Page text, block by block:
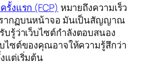
รั้งแรก (FCP) หมายถึงความเร็ว
ากฏบนหน้าจอ มันเป็นสัญญาณ
บรู้ว่าเว็บไซต์กำลังตอบสนอง
ไซต์ของคุณอาจให้ความรู้สึกว่า
แต่เริ่มต้น